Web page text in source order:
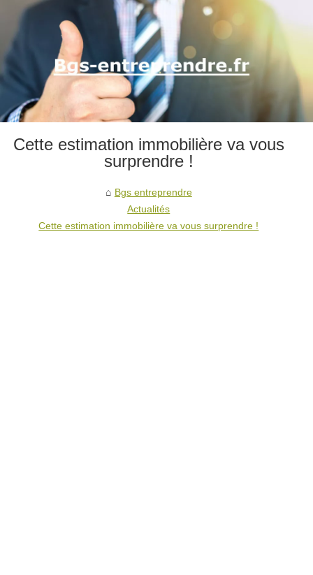
Cette estimation immobilière va vous
surprendre !
Bgs entreprendre
Actualités
Cette estimation immobilière va vous surprendre !